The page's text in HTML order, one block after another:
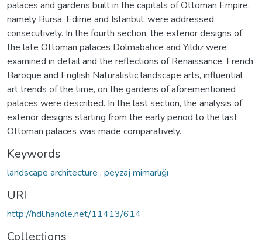
palaces and gardens built in the capitals of Ottoman Empire,
namely Bursa, Edirne and Istanbul, were addressed
consecutively. In the fourth section, the exterior designs of
the late Ottoman palaces Dolmabahce and Yildiz were
examined in detail and the reflections of Renaissance, French
Baroque and English Naturalistic landscape arts, influential
art trends of the time, on the gardens of aforementioned
palaces were described. In the last section, the analysis of
exterior designs starting from the early period to the last
Ottoman palaces was made comparatively.
Keywords
landscape architecture , peyzaj mimarlığı
URI
http://hdl.handle.net/11413/614
Collections